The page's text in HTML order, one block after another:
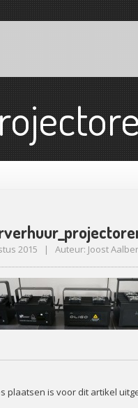
2015 | Auteur: Joost
plaatsen is voor dit artikel